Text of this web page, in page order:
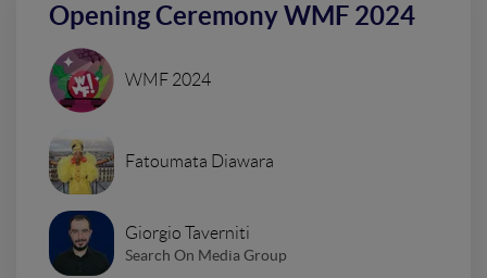
Opening Ceremony WMF 2024
WMF 2024
Fatoumata Diawara
Giorgio Taverniti
Search On Media Group